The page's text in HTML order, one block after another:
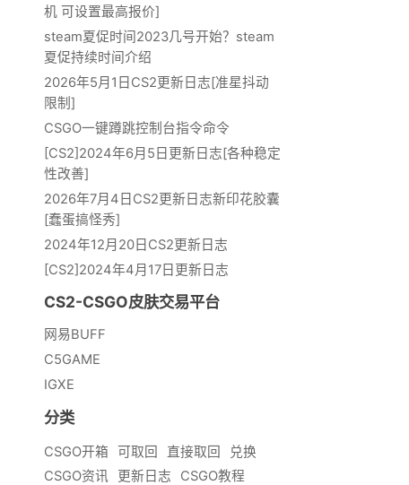
机 可设置最高报价]
steam夏促时间2023几号开始？steam
夏促持续时间介绍
2026年5月1日CS2更新日志[准星抖动
限制]
CSGO一键蹲跳控制台指令命令
[CS2]2024年6月5日更新日志[各种稳定
性改善]
2026年7月4日CS2更新日志新印花胶囊
[蠢蛋搞怪秀]
2024年12月20日CS2更新日志
[CS2]2024年4月17日更新日志
CS2-CSGO皮肤交易平台
网易BUFF
C5GAME
IGXE
分类
CSGO开箱 可取回 直接取回
兑换
CSGO资讯
更新日志
CSGO教程